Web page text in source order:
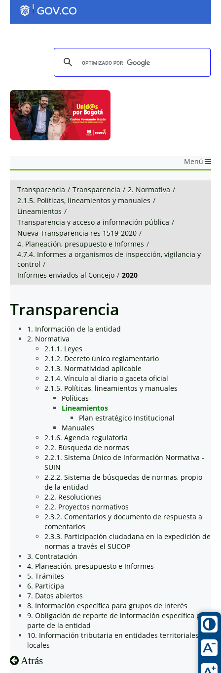
Menú
Transparencia / Transparencia / 2. Normativa /
2.1.5. Políticas, lineamientos y manuales /
Lineamientos /
Transparencia y acceso a información pública /
Nueva Transparencia res 1519-2020 /
4. Planeación, presupuesto e Informes /
4.7.4. Informes a organismos de inspección, vigilancia y
control /
Informes enviados al Concejo / 2020
Transparencia
1. Información de la entidad
2. Normativa
2.1.1. Leyes
2.1.2. Decreto único reglamentario
2.1.3. Normatividad aplicable
2.1.4. Vínculo al diario o gaceta oficial
2.1.5. Políticas, lineamientos y manuales
Políticas
Lineamientos
Plan estratégico Institucional
Manuales
2.1.6. Agenda regulatoria
2.2. Búsqueda de normas
2.2.1. Sistema Único de Información Normativa -
SUIN
2.2.2. Sistema de búsquedas de normas, propio
de la entidad
2.2. Resoluciones
2.2. Proyectos normativos
2.3.2. Comentarios y documento de respuesta a
comentarios
2.3.3. Participación ciudadana en la expedición de
normas a través el SUCOP
3. Contratación
4. Planeación, presupuesto e Informes
5. Trámites
6. Participa
7. Datos abiertos
8. Información específica para grupos de interés
9. Obligación de reporte de información específica por
parte de la entidad
10. Información tributaria en entidades territoriales
locales
Atrás